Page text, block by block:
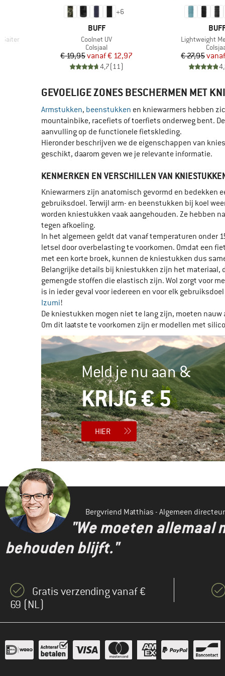
+6
MERK
BUFF
Artikel
Coolnet UV
Productgroep
Colsjaal
Prijs
€ 19,95 Verlaagde prijs
vanaf€ 12,97
4,7( 11)
Artikel
Lightweight
€ 27,95vanaf
GEVOELIGE ZONES BESCHERMEN MET
Armstukken, beenstukken en kniewarmers hebben
mountainbike, racefiets of toerfiets onderweg bent.
aanvulling op de functionele fietskleding.
Hieronder beschrijven we de eigenschappen van
geschikt, daarom geven we je relevante informatie.
KENMERKEN EN VERSCHILLEN VAN
Kniewarmers zijn anatomisch gevormd en bedekken
gebruiksdoel. Terwijl arm- en beenstukken bij koel
worden kniestukken vaak aangehouden. Ze hebben
tegen afkoeling.
In het algemeen geldt dat vanaf temperaturen onder
letsel door overbelasting te voorkomen. Omdat een
met een korte broek, kunnen de kniestukken dus
Belangrijke details bij kniestukken zijn het
gemengde stoffen die elastisch zijn. Wol zorgt voor
is in ieder geval voor iedereen en voor elk
Izumi!
De kniestukken mogen niet te lang zijn, moeten
Om dit laatste te voorkomen zijn er modellen met
Meld je nu aan &
KRIJG € 5
HIER
Bergvriend Matthias - Algemeen directeur
"We moeten allemaal
behouden blijft."
Gratis verzending vanaf €
69 (NL)